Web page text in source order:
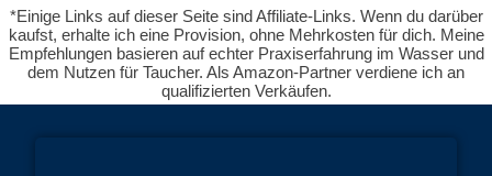
*Einige Links auf dieser Seite sind Affiliate-Links. Wenn du darüber
kaufst, erhalte ich eine Provision, ohne Mehrkosten für dich. Meine
Empfehlungen basieren auf echter Praxiserfahrung im Wasser und
dem Nutzen für Taucher. Als Amazon-Partner verdiene ich an
qualifizierten Verkäufen.